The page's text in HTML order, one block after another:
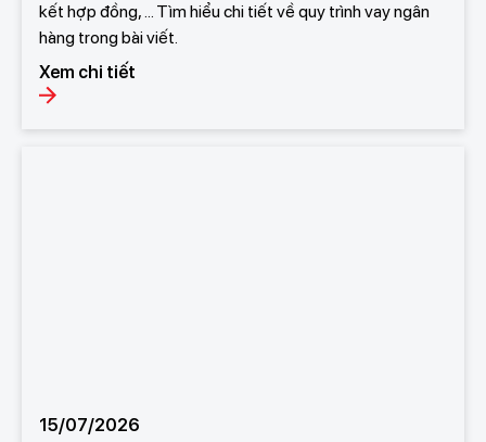
kết hợp đồng, ... Tìm hiểu chi tiết về quy trình vay ngân
hàng trong bài viết.
Xem chi tiết
15/07/2026